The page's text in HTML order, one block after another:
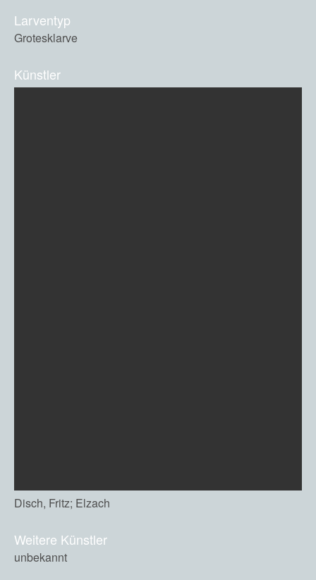
Larventyp
Grotesklarve
Künstler
Disch, Fritz; Elzach
Weitere Künstler
unbekannt